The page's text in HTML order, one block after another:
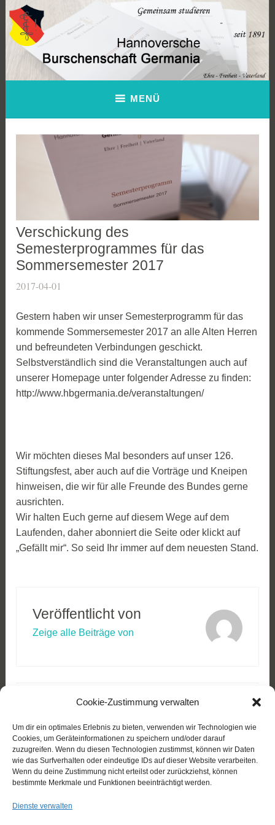
Cookie-Zustimmung verwalten
Um dir ein optimales Erlebnis zu bieten, verwenden wir Technologien wie
Cookies, um Geräteinformationen zu speichern und/oder darauf
zuzugreifen. Wenn du diesen Technologien zustimmst, können wir Daten
wie das Surfverhalten oder eindeutige IDs auf dieser Website verarbeiten.
Wenn du deine Zustimmung nicht erteilst oder zurückziehst, können
bestimmte Merkmale und Funktionen beeinträchtigt werden.
Dienste verwalten
Zum
Inhalt
springen
Hannoversche Burschenschaft
MENÜ
Verschickung des
Semesterprogrammes für das
Sommersemester 2017
2017-04-01
Gestern haben wir unser Semesterprogramm für das
kommende Sommersemester 2017 an alle Alten Herren
und befreundeten Verbindungen geschickt.
Selbstverständlich sind die Veranstaltungen auch auf
unserer Homepage unter folgender Adresse zu finden:
http://www.hbgermania.de/veranstaltungen/
Wir möchten dieses Mal besonders auf unser 126.
Stiftungsfest, aber auch auf die Vorträge und Kneipen
hinweisen, die wir für alle Freunde des Bundes gerne
ausrichten.
Wir halten Euch gerne auf diesem Wege auf dem
Laufenden, daher abonniert die Seite oder klickt auf
„Gefällt mir“. So seid Ihr immer auf dem neuesten Stand.
Veröffentlicht von
Zeige alle Beiträge von
Beitragsnavigation NÄCHSTER BEITRAG
[ADB] Seminartagung – Anfahrt